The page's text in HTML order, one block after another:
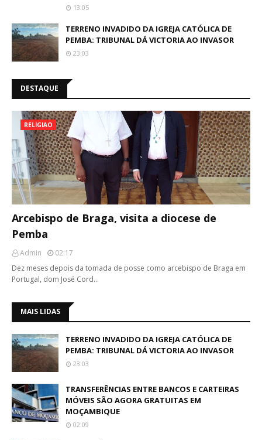
13:05
TERRENO INVADIDO DA IGREJA CATÓLICA DE
PEMBA: TRIBUNAL DÁ VICTORIA AO INVASOR
23:03
DESTAQUE
RELIGIAO
Arcebispo de Braga, visita a diocese de
Pemba
Admin
02:17
Dez meses depois da tomada de posse como arcebispo de Braga em
Portugal, dom José Cord…
MAIS LIDAS
TERRENO INVADIDO DA IGREJA CATÓLICA DE
PEMBA: TRIBUNAL DÁ VICTORIA AO INVASOR
23:03
TRANSFERÊNCIAS ENTRE BANCOS E CARTEIRAS
MÓVEIS SÃO AGORA GRATUITAS EM
MOÇAMBIQUE
02:09